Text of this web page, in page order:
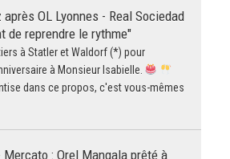
après OL Lyonnes - Real Sociedad
de reprendre le rythme"
à Statler et Waldorf (*) pour
à Monsieur Isabielle.
dans ce propos, c'est vous-mêmes
Mercato : Orel Mangala prêté à